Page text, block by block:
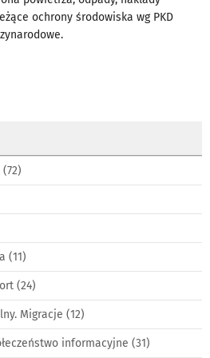
ochrony środowiska wg PKD
(72)
(11)
(24)
Migracje (12)
informacyjne (31)